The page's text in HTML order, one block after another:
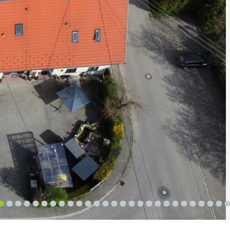
2 3 4 5 6 7 8 910 11 1213 14 15 16 17 18 19 20 21 22 23 24 25 26 27 28